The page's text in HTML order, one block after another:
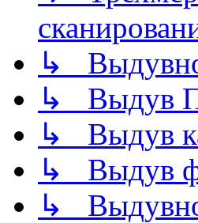
↳
↳ Выдув
↳ Выдув
↳ Выдув
↳